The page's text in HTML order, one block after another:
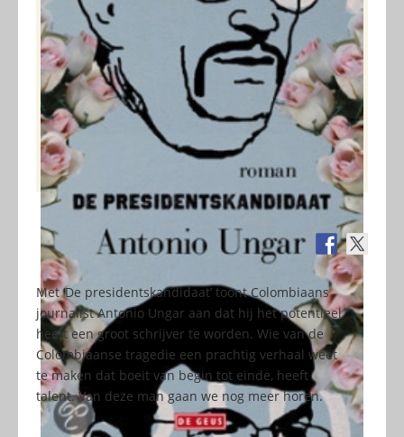
Met ‘De presidentskandidaat’ toont Colombiaans
journalist Antonio Ungar aan dat hij het potentieel
heeft een groot schrijver te worden. Wie van de
Colombiaanse tragedie een prachtig verhaal weet
te maken dat boeit van begin tot einde, heeft
talent. Van deze man gaan we nog meer horen.